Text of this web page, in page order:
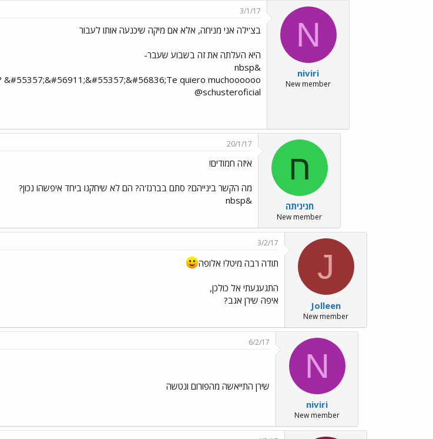
N
niviri
New member
3/1/17
בצ'ילה אני מניחה, אלא אם מיקה שיכנעה אותו לעבור
היא העלתה את זה בשבוע שעבר-
&nbsp
&#55357;&#56911;&#55357;&#56836;Te quiero muchoooooo
@schusteroficial
ח
חניניתה
New member
20/1/17
איזה חמודים!
מה הקשר בינייהם? סתם בברנז'ה? הם לא שיחקנו ביחד איפשהו נכון?
&nbsp
J
Jolleen
New member
3/2/17
תודה רבה מיטל! אלופה
התגעגעתי אל כולכן,
איפה שירן אגב?
N
niviri
New member
6/2/17
שירן התייאשה מהפורום ונטשה